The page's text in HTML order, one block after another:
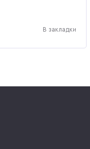
В закладки